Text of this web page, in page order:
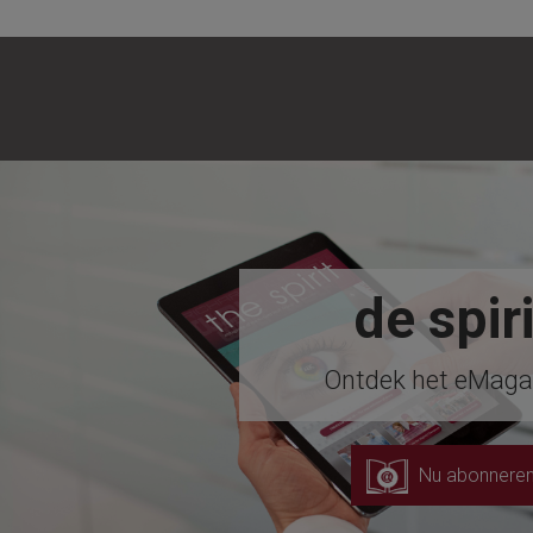
de
Ontdek het
Nu abonneren